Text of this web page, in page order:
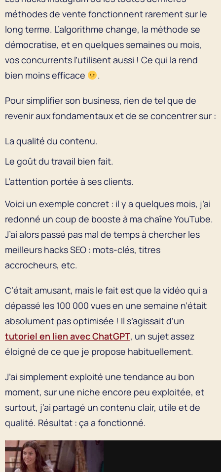
méthodes de vente fonctionnent rarement sur le
long terme. L’algorithme change, la méthode se
démocratise, et en quelques semaines ou mois,
vos concurrents l’utilisent aussi ! Ce qui la rend
bien moins efficace
.
Pour simplifier son business, rien de tel que de
revenir aux fondamentaux et de se concentrer sur :
La qualité du contenu.
Le goût du travail bien fait.
L’attention portée à ses clients.
Voici un exemple concret : il y a quelques mois, j’ai
redonné un coup de booste à ma chaîne YouTube.
J’ai alors passé pas mal de temps à chercher les
meilleurs hacks SEO : mots-clés, titres
accrocheurs, etc.
C’était amusant, mais le fait est que la vidéo qui a
dépassé les 100 000 vues en une semaine n’était
absolument pas optimisée ! Il s’agissait d’un
tutoriel en lien avec ChatGPT, un sujet assez
éloigné de ce que je propose habituellement.
J’ai simplement exploité une tendance au bon
moment, sur une niche encore peu exploitée, et
surtout, j’ai partagé un contenu clair, utile et de
qualité. Résultat : ça a fonctionné.